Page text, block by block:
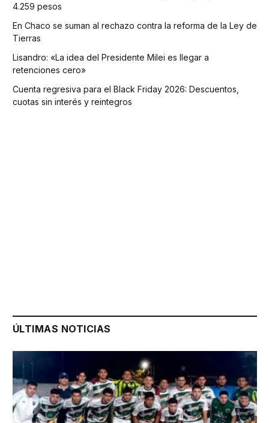
4.259 pesos
En Chaco se suman al rechazo contra la reforma de la Ley de
Tierras
Lisandro: «La idea del Presidente Milei es llegar a
retenciones cero»
Cuenta regresiva para el Black Friday 2026: Descuentos,
cuotas sin interés y reintegros
ÚLTIMAS NOTICIAS